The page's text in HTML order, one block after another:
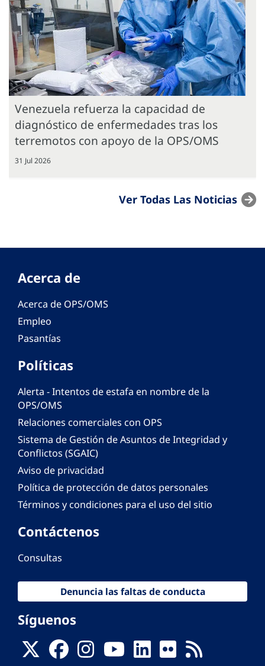
Venezuela refuerza la capacidad de
diagnóstico de enfermedades tras los
terremotos con apoyo de la OPS/OMS
31 Jul 2026
Ver Todas Las Noticias
Acerca de
Acerca de OPS/OMS
Empleo
Pasantías
Políticas
Alerta - Intentos de estafa en nombre de la
OPS/OMS
Relaciones comerciales con OPS
Sistema de Gestión de Asuntos de Integridad y
Conflictos (SGAIC)
Aviso de privacidad
Política de protección de datos personales
Términos y condiciones para el uso del sitio
Contáctenos
Consultas
Denuncia las faltas de conducta
Síguenos